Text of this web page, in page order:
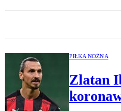
PIŁKA NOŻNA
Zlatan